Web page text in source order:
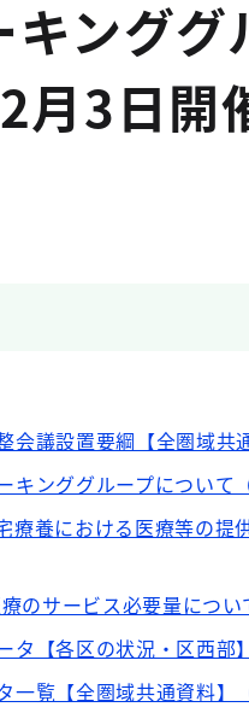
キング
月3日開
議設置要綱【全圏域共
ンググループについて
療養における医療等の提
のサービス必要量につい
【各区の状況・区西部
覧【全圏域共通資料】